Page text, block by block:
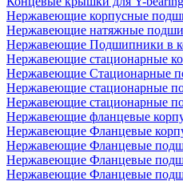
Нержавеющие корпусные
Нержавеющие натяжные
Нержавеющие Подшипники в
Нержавеющие стационарные
Нержавеющие Стационарные
Нержавеющие стационарные
Нержавеющие стационарные
Нержавеющие фланцевые
Нержавеющие Фланцевые
Нержавеющие Фланцевые
Нержавеющие Фланцевые
Нержавеющие Фланцевые